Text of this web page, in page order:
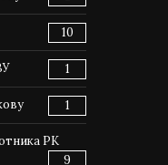
10
1
1
РК
9